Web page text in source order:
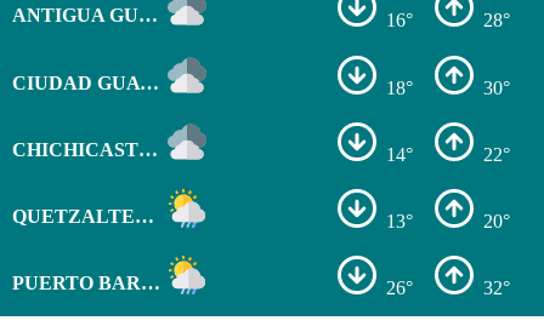
ANTIGUA GUATEMALA 16° 28°
CIUDAD GUATEMALA 18° 30°
CHICHICASTENANGO 14° 22°
QUETZALTENANGO 13° 20°
PUERTO BARRIOS 26° 32°